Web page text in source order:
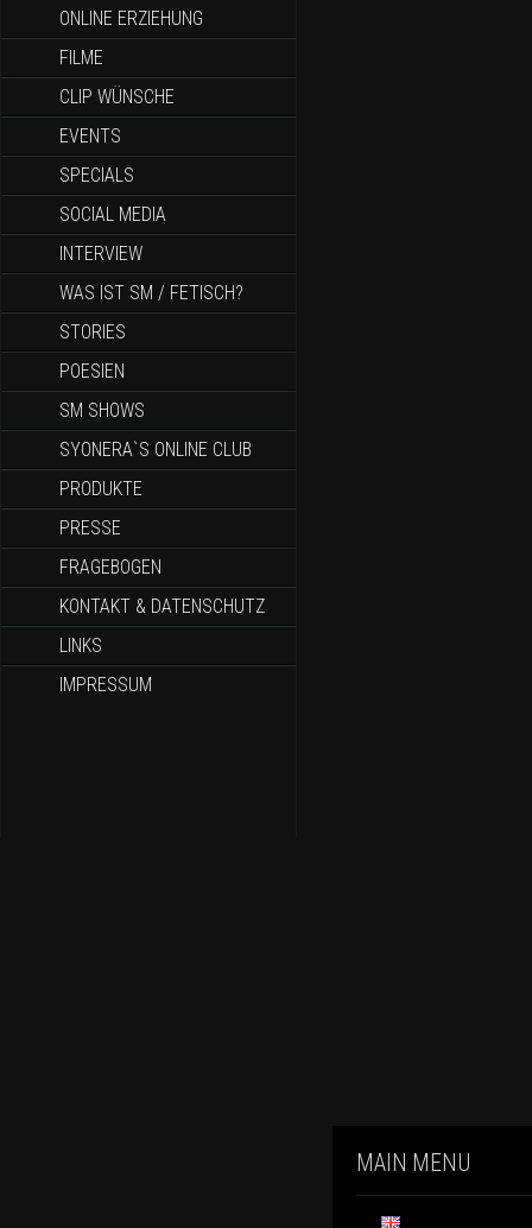
ONLINE ERZIEHUNG
FILME
CLIP WÜNSCHE
EVENTS
SPECIALS
SOCIAL MEDIA
INTERVIEW
WAS IST SM / FETISCH?
STORIES
POESIEN
SM SHOWS
SYONERA`S ONLINE CLUB
PRODUKTE
PRESSE
FRAGEBOGEN
KONTAKT & DATENSCHUTZ
LINKS
IMPRESSUM
MAIN MENU